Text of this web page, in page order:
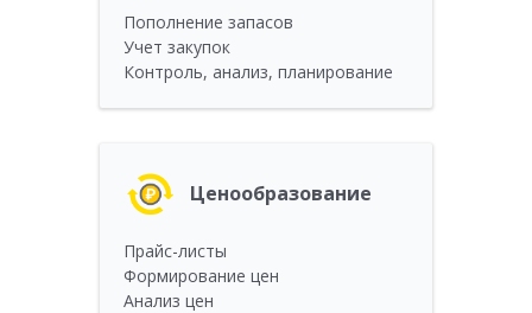
Пополнение запасов
Учет закупок
Контроль, анализ, планирование
Ценообразование
Прайс-листы
Формирование цен
Анализ цен